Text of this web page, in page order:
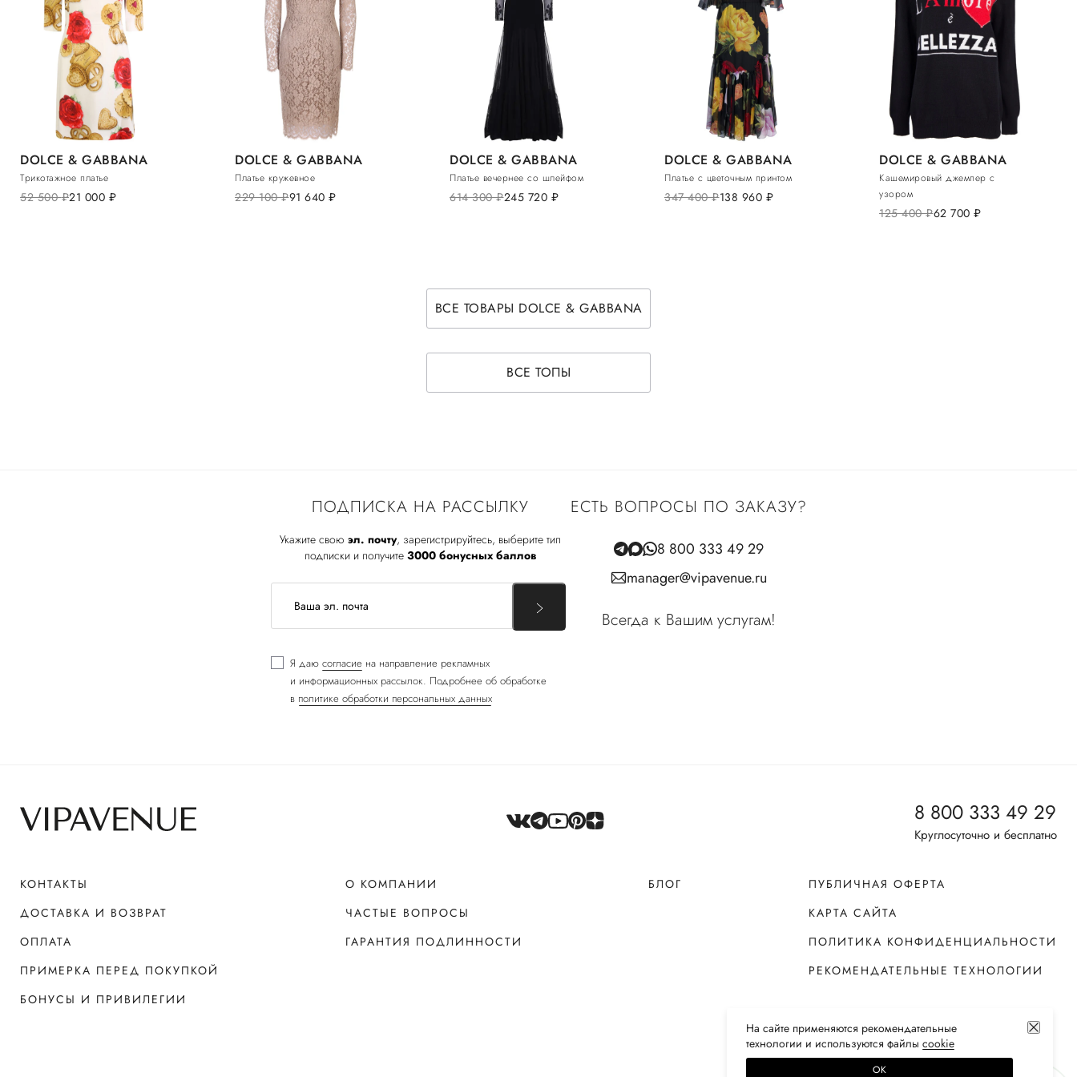
DOLCE & GABBANA
Трикотажное платье
52 500руб.21 000 руб.
DOLCE & GABBANA
Платье кружевное
229 100руб.91 640 руб.
DOLCE & GABBANA
Платье вечернее со шлейфом
614 300руб.245 720 руб.
DOLCE & GABBANA
Платье с цветочным принтом
347 400руб.138 960 руб.
DOLCE & GABBANA
Кашемировый джемпер с
узором
125 400руб.62 700 руб.
ВСЕ ТОВАРЫ DOLCE & GABBANA
ВСЕ ТОПЫ
ПОДПИСКА НА РАССЫЛКУ
Укажите свою эл. почту, зарегистрируйтесь, выберите тип
подписки и получите 3000 бонусных баллов
Я даю согласие на направление рекламных
и информационных рассылок. Подробнее об обработке
в политике обработки персональных данных
ЕСТЬ ВОПРОСЫ ПО ЗАКАЗУ?
8 800 333 49 29
manager@vipavenue.ru
Всегда к Вашим услугам!
8 800 333 49 29
Круглосуточно и бесплатно
КОНТАКТЫ
ДОСТАВКА И ВОЗВРАТ
ОПЛАТА
ПРИМЕРКА ПЕРЕД ПОКУПКОЙ
БОНУСЫ И ПРИВИЛЕГИИ
О КОМПАНИИ
ЧАСТЫЕ ВОПРОСЫ
ГАРАНТИЯ ПОДЛИННОСТИ
БЛОГ
ПУБЛИЧНАЯ ОФЕРТА
КАРТА САЙТА
ПОЛИТИКА КОНФИДЕНЦИАЛЬНОСТИ
РЕКОМЕНДАТЕЛЬНЫЕ ТЕХНОЛОГИИ
На сайте применяются рекомендательные
технологии и используются файлы сооkiе
ОК